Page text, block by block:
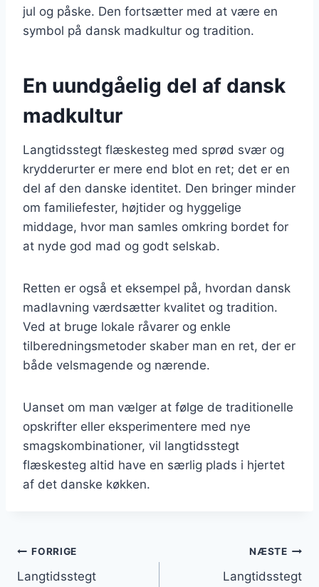
jul og påske. Den fortsætter med at være en
symbol på dansk madkultur og tradition.
En uundgåelig del af dansk
madkultur
Langtidsstegt flæskesteg med sprød svær og
krydderurter er mere end blot en ret; det er en
del af den danske identitet. Den bringer minder
om familiefester, højtider og hyggelige
middage, hvor man samles omkring bordet for
at nyde god mad og godt selskab.
Retten er også et eksempel på, hvordan dansk
madlavning værdsætter kvalitet og tradition.
Ved at bruge lokale råvarer og enkle
tilberedningsmetoder skaber man en ret, der er
både velsmagende og nærende.
Uanset om man vælger at følge de traditionelle
opskrifter eller eksperimentere med nye
smagskombinationer, vil langtidsstegt
flæskesteg altid have en særlig plads i hjertet
af det danske køkken.
Indlægsnavigation
FORRIGE
Langtidsstegt
NÆSTE
Langtidsstegt